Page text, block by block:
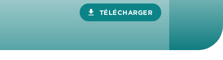
download TÉLÉCHARGER